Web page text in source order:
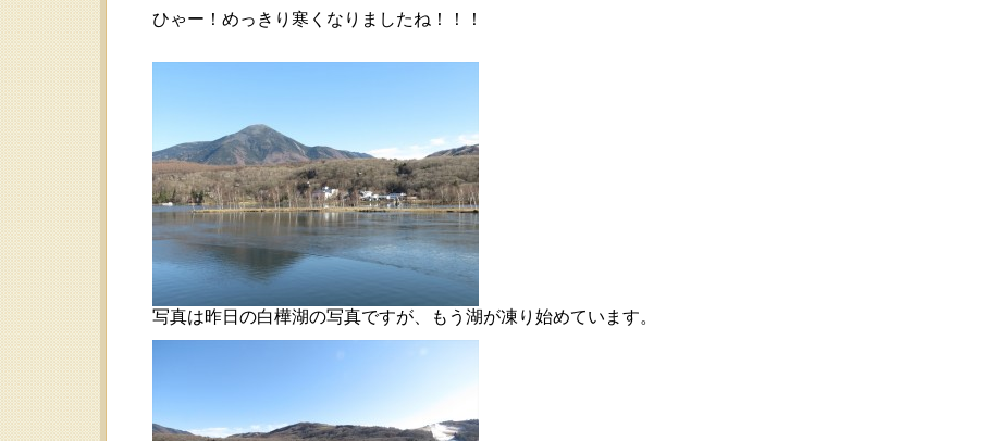
ひゃー！めっきり寒くなりましたね！！！
写真は昨日の白樺湖の写真ですが、もう湖が凍り始めています。